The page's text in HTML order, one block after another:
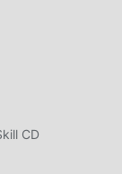
Tunggu apa
yang
penggemar
CD